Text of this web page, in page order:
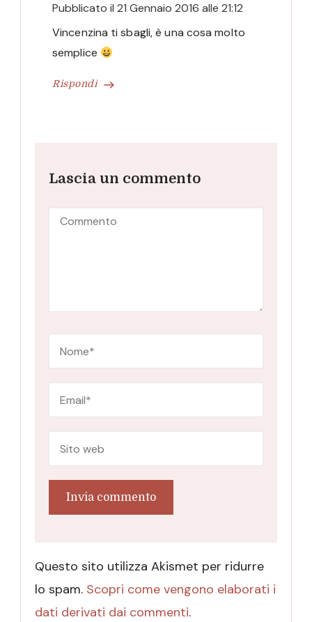
Pubblicato il 21 Gennaio 2016 alle 21:12
Rispondi
Vincenzina ti sbagli, è una cosa molto
semplice
Lascia un commento
Questo sito utilizza Akismet per ridurre
lo spam. Scopri come vengono elaborati i
dati derivati dai commenti.